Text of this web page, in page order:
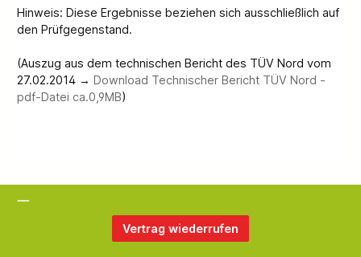
Hinweis: Diese Ergebnisse beziehen sich ausschließlich auf
den Prüfgegenstand.
(Auszug aus dem technischen Bericht des TÜV Nord vom
27.02.2014 → Download Technischer Bericht TÜV Nord -
pdf-Datei ca.0,9MB)
Vertrag wiederrufen